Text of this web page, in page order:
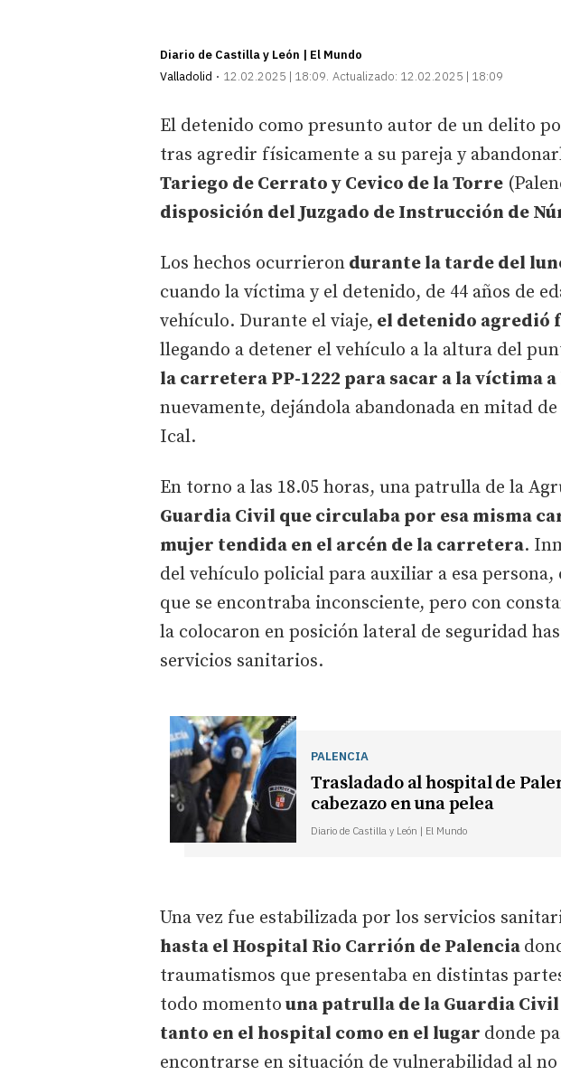
Diario de Castilla y León | El Mundo
Valladolid
12.02.2025 | 18:09 Actualizado: 12.02.2025 | 18:09
El detenido como presunto autor de un delito
tras agredir físicamente a su pareja y
Tariego de Cerrato y Cevico de la Torre
disposición del Juzgado de Instrucción de
Los hechos ocurrieron durante la tarde del
cuando la víctima y el detenido, de 44 años de
vehículo. Durante el viaje, el detenido agredió
llegando a detener el vehículo a la altura del
la carretera PP-1222 para sacar a la víctima
nuevamente, dejándola abandonada en mitad
Ical.
En torno a las 18.05 horas, una patrulla de la
Guardia Civil que circulaba por esa misma
mujer tendida en el arcén de la carretera.
del vehículo policial para auxiliar a esa persona,
que se encontraba inconsciente, pero con
la colocaron en posición lateral de seguridad
servicios sanitarios.
PALENCIA
Trasladado al hospital de
cabezazo en una pelea
Diario de Castilla y León | El Mundo
Una vez fue estabilizada por los servicios
hasta el Hospital Rio Carrión de Palencia
traumatismos que presentaba en distintas
todo momento una patrulla de la Guardia
tanto en el hospital como en el lugar donde
encontrarse en situación de vulnerabilidad al